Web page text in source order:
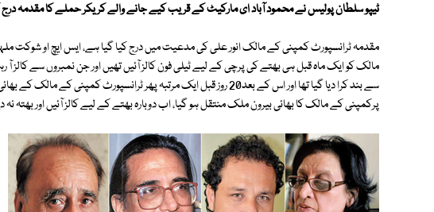
ٹیپو سلطان پولیس نے محمود آباد ای مارکیٹ کے قریب کیے جانے والے کریکر حملے کا مقدمہ درج
مقدمہ ٹرانسپورٹ کمپنی کے مالک انور علی کی مدعیت میں درج کیا گیا ہے، ایس ایچ او شوکت
مالک کو ایک ماہ قبل ہی بھتے کی پرچی کے لیے ٹیلی فون کالز آئیں تھیں اور جن نمبروں سے کالز
سے بند کرا دیا گیا تھا اور اس کے بعد20 روز قبل ایک مرتبہ پھر ٹرانسپورٹ
پرکمپنی کے مالک کا بھائی بیرون ملک منتقل ہو گیا، اب دوبارہ بھتے کے لیے کالز آئیں اور بھتہ نہ